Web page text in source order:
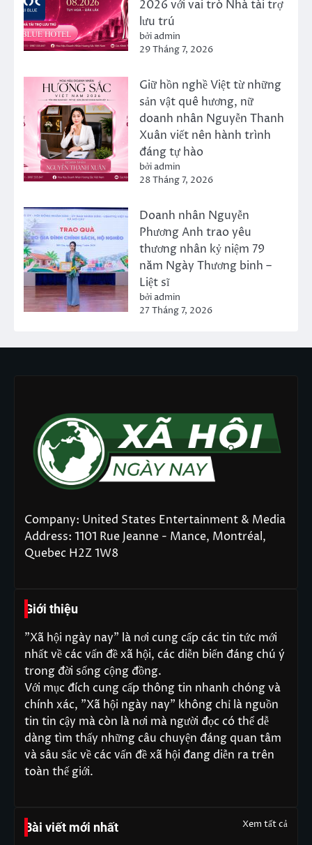
2026 với vai trò Nhà tài trợ
lưu trú
bởi admin
29 Tháng 7, 2026
Giữ hồn nghề Việt từ những
sản vật quê hương, nữ
doanh nhân Nguyễn Thanh
Xuân viết nên hành trình
đáng tự hào
bởi admin
28 Tháng 7, 2026
Doanh nhân Nguyễn
Phương Anh trao yêu
thương nhân kỷ niệm 79
năm Ngày Thương binh –
Liệt sĩ
bởi admin
27 Tháng 7, 2026
Company: United States Entertainment & Media
Address: 1101 Rue Jeanne - Mance, Montréal,
Quebec H2Z 1W8
Giới thiệu
"Xã hội ngày nay" là nơi cung cấp các tin tức mới
nhất về các vấn đề xã hội, các diễn biến đáng chú ý
trong đời sống cộng đồng.
Với mục đích cung cấp thông tin nhanh chóng và
chính xác, "Xã hội ngày nay" không chỉ là nguồn
tin tin cậy mà còn là nơi mà người đọc có thể dễ
dàng tìm thấy những câu chuyện đáng quan tâm
và sâu sắc về các vấn đề xã hội đang diễn ra trên
toàn thế giới.
Bài viết mới nhất Xem tất cả